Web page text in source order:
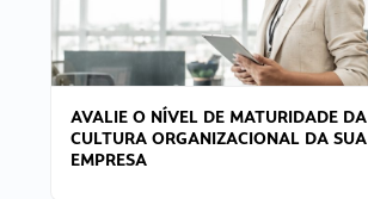
AVALIE O NÍVEL DE MATURIDADE DA
CULTURA ORGANIZACIONAL DA SUA
EMPRESA